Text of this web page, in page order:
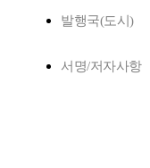
발행국(도시)
서명/저자사항